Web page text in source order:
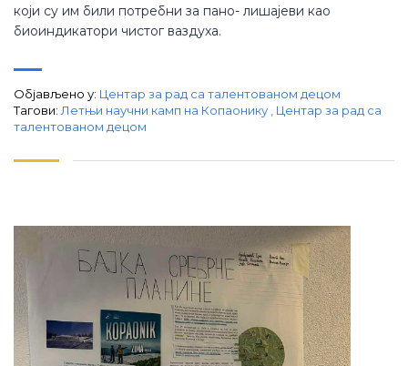
који су им били потребни за пано- лишајеви као
биоиндикатори чистог ваздуха.
Објављено у: Центар за рад са талентованом децом
Тагови: Летњи научни камп на Копаонику
Центар за рад са
талентованом децом